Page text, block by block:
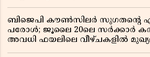
ബിജെപി കൗൺസിലർ സുഗതന്റെ
പരോൾ; ജൂലൈ 20ലെ സർക്കാർ കത്ത്
അവധി ഫയലിലെ വീഴ്ചകളിൽ